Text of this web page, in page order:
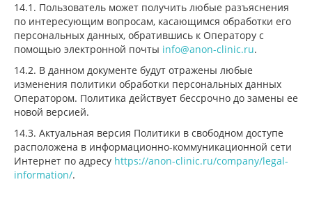
14.1. Пользователь может получить любые разъяснения
по интересующим вопросам, касающимся обработки его
персональных данных, обратившись к Оператору с
помощью электронной почты info@anon-clinic.ru.
14.2. В данном документе будут отражены любые
изменения политики обработки персональных данных
Оператором. Политика действует бессрочно до замены ее
новой версией.
14.3. Актуальная версия Политики в свободном доступе
расположена в информационно-коммуникационной сети
Интернет по адресу https://anon-clinic.ru/company/legal-
information/.